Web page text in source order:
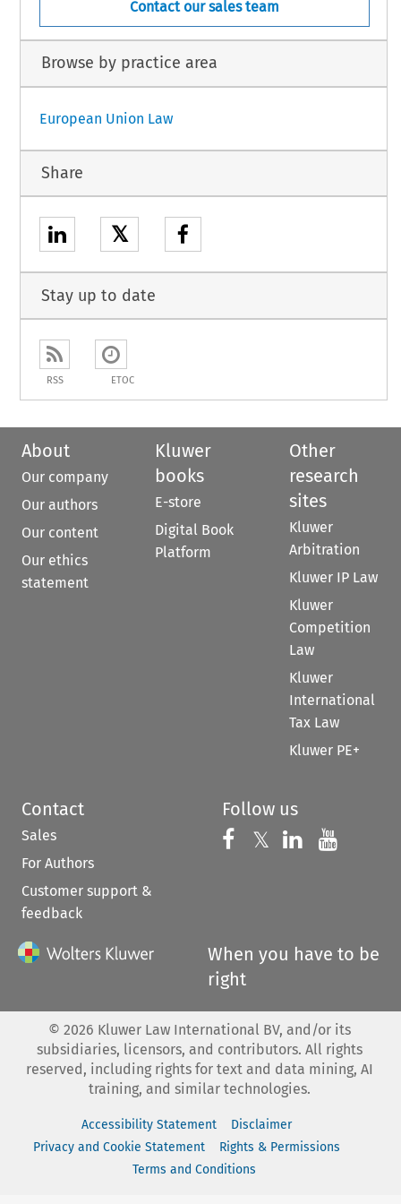
Contact our sales team
Browse by practice area
European Union Law
Share
𝕏
Stay up to date
RSS ETOC
About
Our company
Our authors
Our content
Our ethics
statement
Kluwer
books
E-store
Digital Book
Platform
Other
research
sites
Kluwer
Arbitration
Kluwer IP Law
Kluwer
Competition
Law
Kluwer
International
Tax Law
Kluwer PE+
Contact
Sales
For Authors
Customer support &
feedback
Follow us
Follow us on
𝕏 Follow us on
Follow us
When you have to be
right
© 2026 Kluwer Law International BV, and/or its
subsidiaries, licensors, and contributors. All rights
reserved, including rights for text and data mining, AI
training, and similar technologies.
Accessibility Statement
Disclaimer
Privacy and Cookie Statement
Rights & Permissions
Terms and Conditions